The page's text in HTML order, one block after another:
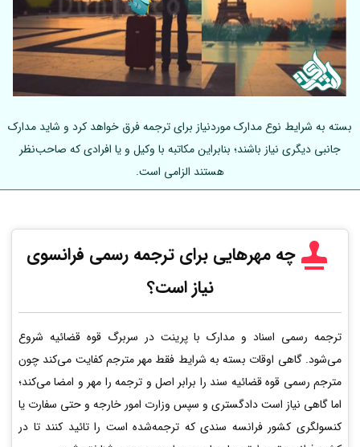
بسته به شرایط نوع مدارک موردنیاز برای ترجمه فرق خواهد کرد و شاید مدارک
جانبی دیگری نیاز باشند؛ بنابراین مکاتبه با وکیل و یا افرادی که صاحب‌نظر
هستند الزامی است.
چه مهرهایی برای ترجمه رسمی فرانسوی
نیاز است؟
ترجمه رسمی اسناد و مدارک با پرینت در سربرگ قوه قضائیه شروع
می‌شود. گاهی اوقات بسته به شرایط فقط مهر مترجم کفایت می‌کند چون
مترجم رسمی قوه قضائیه سند را برابر اصل و ترجمه را مهر و امضا می‌کند؛
اما گاهی نیاز است دادگستری و سپس وزارت امور خارجه و حتی سفارت یا
کنسولگری کشور فرانسه سندی که ترجمه‌شده است را تائید کنند تا در